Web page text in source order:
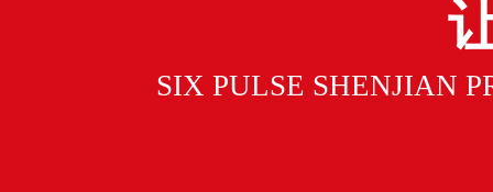
SIX PULSE SHENJIAN